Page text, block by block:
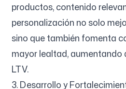
productos, contenido
personalización no solo
sino que también fomenta
mayor lealtad, aumentando
LTV.
3. Desarrollo y